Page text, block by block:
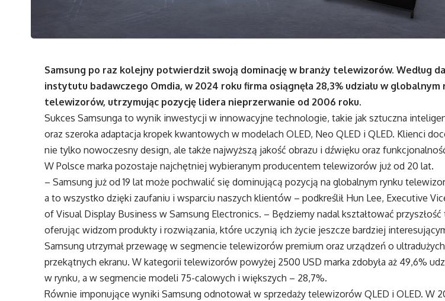
Samsung po raz kolejny potwierdził swoją dominację w branży telewizorów. Według
instytutu badawczego Omdia, w 2024 roku firma osiągnęła 28,3% udziału w globalnym
telewizorów, utrzymując pozycję lidera nieprzerwanie od 2006 roku.
Sukces Samsunga to wynik inwestycji w innowacyjne technologie, takie jak sztuczna
oraz szeroka adaptacja kropek kwantowych w modelach OLED, Neo QLED i QLED. Klienci
nie tylko nowoczesny design, ale także najwyższą jakość obrazu i dźwięku oraz
W Polsce marka pozostaje najchętniej wybieranym producentem telewizorów już od 20 lat.
– Samsung już od 19 lat może pochwalić się dominującą pozycją na globalnym rynku
a to wszystko dzięki zaufaniu i wsparciu naszych klientów – podkreślił Hun Lee, Executive
of Visual Display Business w Samsung Electronics. – Będziemy nadal kształtować przyszłość
oferując widzom produkty i rozwiązania, które uczynią ich życie jeszcze bardziej
Samsung utrzymał przewagę w segmencie telewizorów premium oraz urządzeń o ultradużych
przekątnych ekranu. W kategorii telewizorów powyżej 2500 USD marka zdobyła aż 49,6%
w rynku, a w segmencie modeli 75-calowych i większych – 28,7%.
Równie imponujące wyniki Samsung odnotował w sprzedaży telewizorów QLED i OLED. W